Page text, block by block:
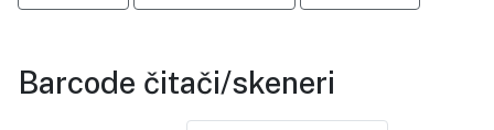
Barcode čitači/skeneri